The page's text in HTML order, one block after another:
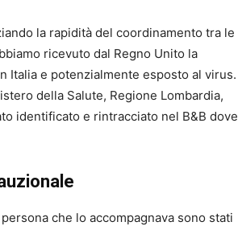
la rapidità del coordinamento tra le
ricevuto dal Regno Unito la
Italia e potenzialmente esposto al virus.
della Salute, Regione Lombardia,
identificato e rintracciato nel B&B dove
che lo accompagnava sono stati